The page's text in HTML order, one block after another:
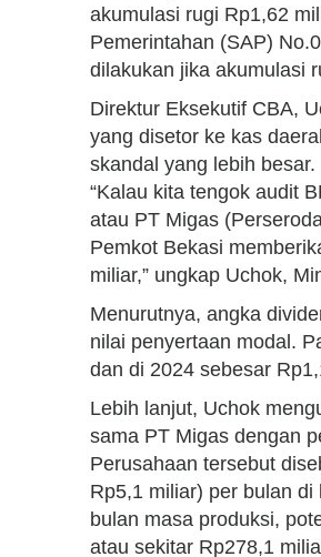
akumulasi rugi Rp1,62
Pemerintahan (SAP)
dilakukan jika akumulasi
Direktur Eksekutif CBA,
yang disetor ke kas
skandal yang lebih besar.
“Kalau kita tengok audit
atau PT Migas
Pemkot Bekasi
miliar,” ungkap Uchok,
Menurutnya, angka
nilai penyertaan modal.
dan di 2024 sebesar
Lebih lanjut, Uchok
sama PT Migas dengan
Perusahaan tersebut
Rp5,1 miliar) per bulan
bulan masa produksi,
atau sekitar Rp278,1